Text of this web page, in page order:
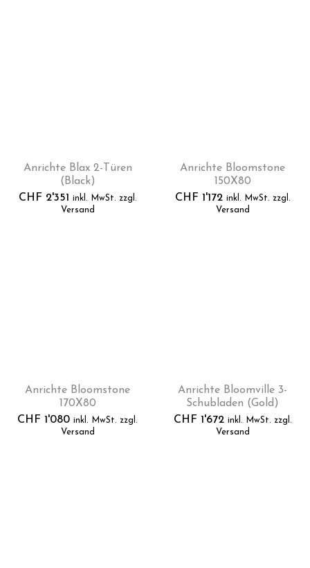
Anrichte Blax 2-Türen
(Black)
CHF 2'351 inkl. MwSt. zzgl.
Versand
Anrichte Bloomstone
150X80
CHF 1'172 inkl. MwSt. zzgl.
Versand
Anrichte Bloomstone
170X80
CHF 1'080 inkl. MwSt. zzgl.
Versand
Anrichte Bloomville 3-
Schubladen (Gold)
CHF 1'672 inkl. MwSt. zzgl.
Versand